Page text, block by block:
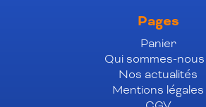
Pages
Panier
Qui sommes-nous
Nos actualités
Mentions légales